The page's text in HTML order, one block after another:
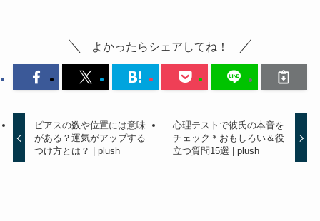
よかったらシェアしてね！
ピアスの数や位置には意味
がある？運気がアップする
つけ方とは？ | plush
心理テストで彼氏の本音を
チェック＊おもしろい＆役
立つ質問15選 | plush